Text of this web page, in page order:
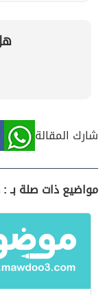
شارك المقالة
مواضيع ذات صلة